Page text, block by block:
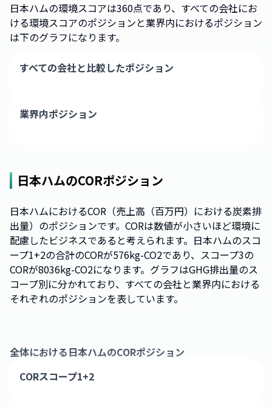
日本ハムの環境スコアは360点であり、すべての会社にお
ける環境スコアのポジションと業界内におけるポジション
は下のグラフになります。
すべての会社と比較したポジション
業界内ポジション
日本ハムのCORポジション
日本ハムにおけるCOR（売上高（百万円）における炭素排
出量）のポジションです。CORは数値が小さいほど環境に
配慮したビジネスであると考えられます。日本ハムのスコ
ープ1+2の合計のCORが576kg-CO2であり、スコープ3の
CORが8036kg-CO2になります。グラフはGHG排出量のス
コープ別に分かれており、すべての会社と業界内における
それぞれのポジションを表しています。
全体における日本ハムのCORポジション
CORスコープ1+2